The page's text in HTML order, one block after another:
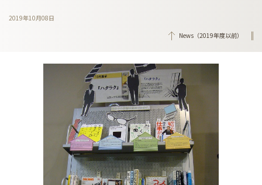
2019年10月08日
News（2019年度以前）